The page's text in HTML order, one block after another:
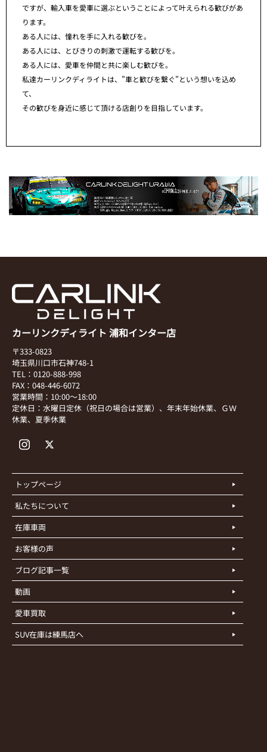
ですが、輸入車を愛車に選ぶということによって叶えられる歓びがあ
ります。
ある人には、憧れを手に入れる歓びを。
ある人には、とびきりの刺激で運転する歓びを。
ある人には、愛車を仲間と共に楽しむ歓びを。
私達カーリンクディライトは、”車と歓びを繋ぐ”という想いを込め
て、
その歓びを身近に感じて頂ける店創りを目指しています。
カーリンクディライト 浦和インター店
〒333-0823
埼玉県川口市石神748-1
TEL：0120-888-998
FAX：048-446-6072
営業時間：10:00～18:00
定休日：水曜日定休（祝日の場合は営業）、年末年始休業、ＧＷ
休業、夏季休業
トップページ
私たちについて
在庫車両
お客様の声
ブログ記事一覧
動画
愛車買取
SUV在庫は練馬店へ